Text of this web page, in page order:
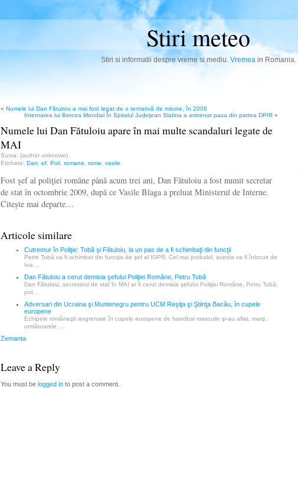
Stiri meteo
Stiri si informatii despre vreme si mediu. Vremeain Romania.
« Numele lui Dan Fătuloiu a mai fost legat de o tentativă de mituire, în 2006
Internarea lui Bercea Mondial în Spitalul Judeţean Slatina a antrenat paza din partea DPIR »
Numele lui Dan Fătuloiu apare în mai multe scandaluri legate de
MAI
Sursa: (author unknown)
Etichete: Dan ef Poli romane rome vasile
Fost şef al poliţiei române până acum trei ani, Dan Fătuloiu a fost numit secretar
de stat în octombrie 2009, după ce Vasile Blaga a preluat Ministerul de Interne.
Citește mai departe…
Articole similare
Cutremur în Poliţie: Tobă şi Fătuloiu, la un pas de a fi schimbaţi din funcţii
Petre Tobă va fi schimbat din funcţia de şef al IGPR. Cel mai probabil, acesta va fi înlocuit de
Ioa…
Dan Fătuloiu a cerut demisia şefului Poliţiei Române, Petru Tobă
Dan Fătuloiu, secretarul de stat în MAI ar fi cerut demisia şefului Poliţiei Române, Petru Tobă,
pot…
Adversari din Ucraina şi Muntenegru pentru UCM Reşiţa şi Ştiinţa Bacău, în cupele
europene
Echipele româneşti angrenate în cupele europene de handbal masculin şi-au aflat, marţi,
următoarele …
Zemanta
Leave a Reply
You must be logged in to post a comment.